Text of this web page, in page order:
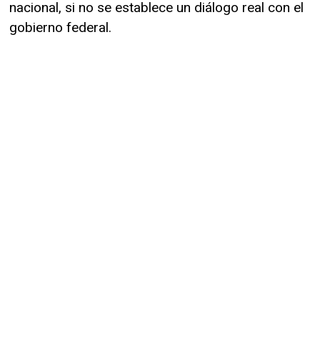
nacional, si no se establece un diálogo real con el
gobierno federal.